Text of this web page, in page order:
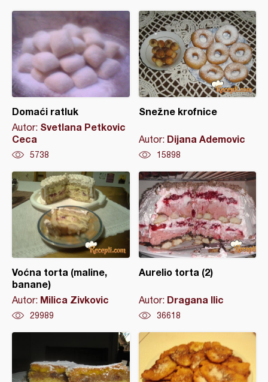
Domaći ratluk
Autor: Svetlana Petkovic
Ceca
5738
Snežne krofnice
Autor: Dijana Ademovic
15898
Voćna torta (maline,
banane)
Autor: Milica Zivkovic
29989
Aurelio torta (2)
Autor: Dragana Ilic
36618